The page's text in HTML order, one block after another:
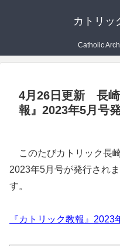
カトリッ
Catholic
4月26日更新 長崎
報』2023年5月号
このたびカトリック長
2023年5月号が発行され
す。
『カトリック教報』2023